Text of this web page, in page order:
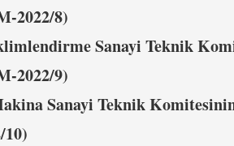
2022/8)
Sanayi Teknik
2022/9)
Sanayi Teknik
10)